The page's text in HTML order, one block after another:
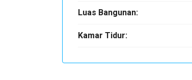
Luas Bangunan:
Kamar Tidur: